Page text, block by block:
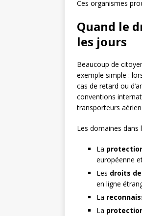
Ces organismes
Quand le
les jours
Beaucoup de
exemple simple :
cas de retard ou
conventions
transporteurs
Les domaines
La
européenne
Les droits
en ligne
La
La